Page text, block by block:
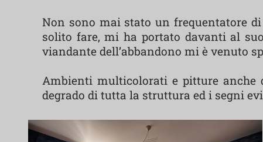
Non sono mai stato un frequentatore
solito fare, mi ha portato davanti al
viandante dell’abbandono mi è venuto
Ambienti multicolorati e pitture anche
degrado di tutta la struttura ed i segni